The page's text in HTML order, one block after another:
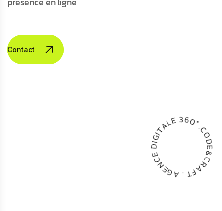
Contactez-nous
CO
D
E
&
C
R
A
F
T
.
A
G
E
N
C
E
D
I
G
I
T
A
L
E360°.